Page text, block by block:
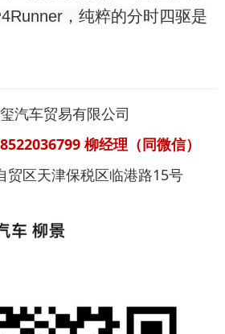
，纯粹的分时四驱是
汽车贸易有限公司
柳经理（同微信）
贸区天津保税区临港路15号